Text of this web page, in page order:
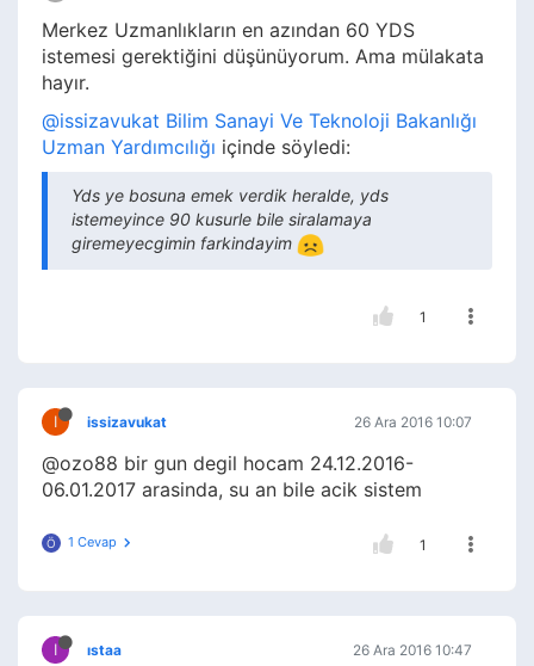
Merkez Uzmanlıkların en azından 60 YDS
istemesi gerektiğini düşünüyorum. Ama mülakata
hayır.
@issizavukat Bilim Sanayi Ve Teknoloji Bakanlığı
Uzman Yardımcılığı içinde söyledi:
Yds ye bosuna emek verdik heralde, yds
istemeyince 90 kusurle bile siralamaya
giremeyecgimin farkindayim
1
I issizavukat 26 Ara 2016 10:07
@ozo88 bir gun degil hocam 24.12.2016-
06.01.2017 arasinda, su an bile acik sistem
Ö 1 Cevap 1
I ıstaa 26 Ara 2016 10:47